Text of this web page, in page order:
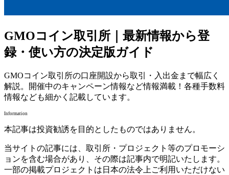
GMOコイン取引所｜最新情報から登
録・使い方の決定版ガイド
GMOコイン取引所の口座開設から取引・入出金まで幅広く
解説。開催中のキャンペーン情報など情報満載！各種手数料
情報なども細かく記載しています。
Information
本記事は投資勧誘を目的としたものではありません。
当サイトの記事には、取引所・プロジェクト等のプロモーシ
ョンを含む場合があり、その際は記事内で明記いたします。
一部の掲載プロジェクトは日本の法令上ご利用いただけない